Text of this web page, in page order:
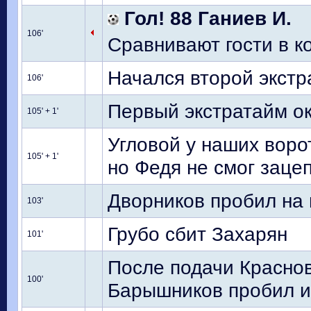
106'
Гол! 88 Ганиев И.
Сравнивают гости в
106' Начался второй
105' + 1' Первый экстратайм
105' + 1'
Угловой у наших
но Федя не смог
103' Дворников пробил
101' Грубо сбит Захарян
100'
После подачи
Барышников пробил